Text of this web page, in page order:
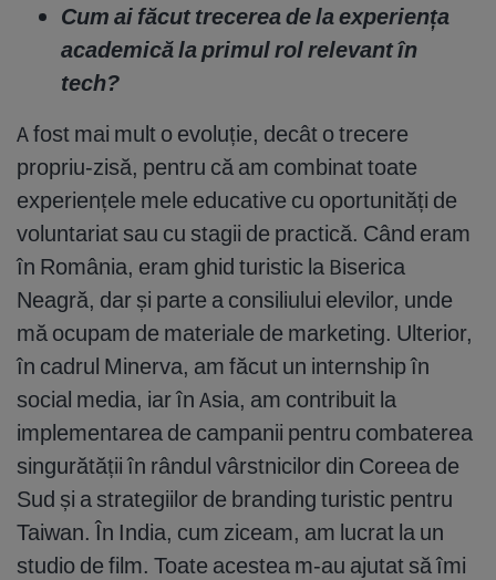
Cum ai făcut trecerea de la experiența
academică la primul rol relevant în
tech?
A fost mai mult o evoluție, decât o trecere
propriu-zisă, pentru că am combinat toate
experiențele mele educative cu oportunități de
voluntariat sau cu stagii de practică. Când eram
în România, eram ghid turistic la Biserica
Neagră, dar și parte a consiliului elevilor, unde
mă ocupam de materiale de marketing. Ulterior,
în cadrul Minerva, am făcut un internship în
social media, iar în Asia, am contribuit la
implementarea de campanii pentru combaterea
singurătății în rândul vârstnicilor din Coreea de
Sud și a strategiilor de branding turistic pentru
Taiwan. În India, cum ziceam, am lucrat la un
studio de film. Toate acestea m-au ajutat să îmi